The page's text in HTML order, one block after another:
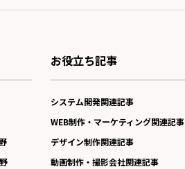
お役立ち記事
システム開発関連記事
WEB制作・マーケティング関連記事
デザイン制作関連記事
動画制作・撮影会社関連記事